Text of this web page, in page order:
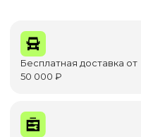
Бесплатная доставка от
50 000 ₽